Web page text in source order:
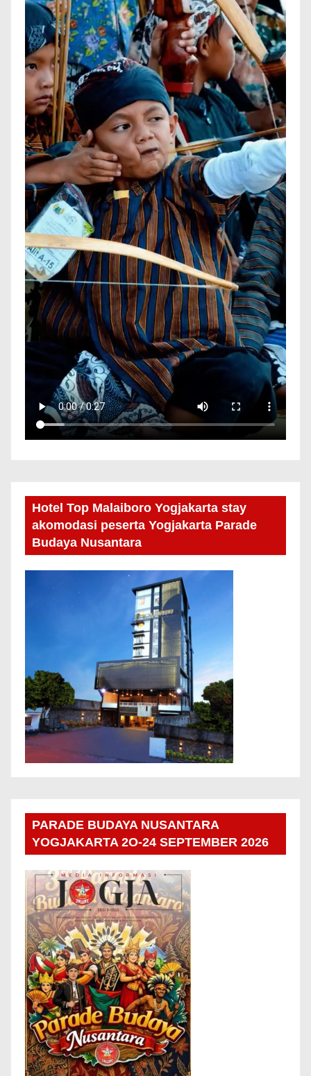
Hotel Top Malaiboro Yogjakarta stay
akomodasi peserta Yogjakarta Parade
Budaya Nusantara
PARADE BUDAYA NUSANTARA
YOGJAKARTA 2O-24 SEPTEMBER 2026